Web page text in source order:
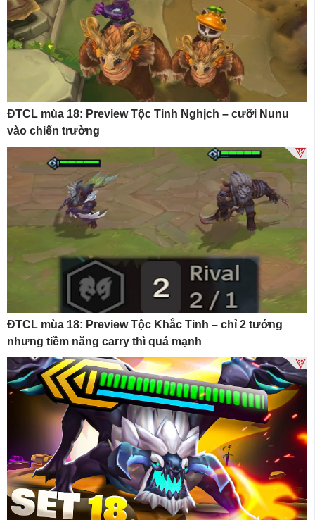
ĐTCL mùa 18: Preview Tộc Tinh Nghịch – cưỡi Nunu
vào chiến trường
ĐTCL mùa 18: Preview Tộc Khắc Tinh – chỉ 2 tướng
nhưng tiềm năng carry thì quá mạnh